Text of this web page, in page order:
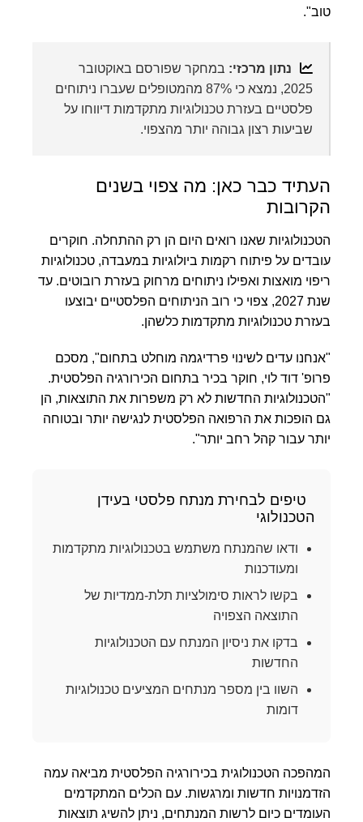
טוב".
נתון מרכזי: במחקר שפורסם באוקטובר
2025, נמצא כי 87% מהמטופלים שעברו ניתוחים
פלסטיים בעזרת טכנולוגיות מתקדמות דיווחו על
שביעות רצון גבוהה יותר מהצפוי.
העתיד כבר כאן: מה צפוי בשנים
הקרובות
הטכנולוגיות שאנו רואים היום הן רק ההתחלה. חוקרים
עובדים על פיתוח רקמות ביולוגיות במעבדה, טכנולוגיות
ריפוי מואצות ואפילו ניתוחים מרחוק בעזרת רובוטים. עד
שנת 2027, צפוי כי רוב הניתוחים הפלסטיים יבוצעו
בעזרת טכנולוגיות מתקדמות כלשהן.
"אנחנו עדים לשינוי פרדיגמה מוחלט בתחום", מסכם
פרופ' דוד לוי, חוקר בכיר בתחום הכירורגיה הפלסטית.
"הטכנולוגיות החדשות לא רק משפרות את התוצאות, הן
גם הופכות את הרפואה הפלסטית לנגישה יותר ובטוחה
יותר עבור קהל רחב יותר".
טיפים לבחירת מנתח פלסטי בעידן
הטכנולוגי
ודאו שהמנתח משתמש בטכנולוגיות מתקדמות
ומעודכנות
בקשו לראות סימולציות תלת-ממדיות של
התוצאה הצפויה
בדקו את ניסיון המנתח עם הטכנולוגיות
החדשות
השוו בין מספר מנתחים המציעים טכנולוגיות
דומות
המהפכה הטכנולוגית בכירורגיה הפלסטית מביאה עמה
הזדמנויות חדשות ומרגשות. עם הכלים המתקדמים
העומדים כיום לרשות המנתחים, ניתן להשיג תוצאות